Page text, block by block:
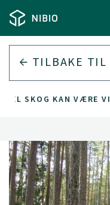
TILBAKE TIL
SKOG KAN VÆRE